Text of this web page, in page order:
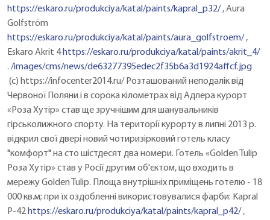
https://eskaro.ru/produkciya/katal/paints/kapral_p32/ , Aura
Golfström
https://eskaro.ru/produkciya/katal/paints/aura_golfstroem/ ,
Eskaro Akrit 4 https://eskaro.ru/produkciya/katal/paints/akrit_4/
. /images/cms/news/de63277395edec2f35b6a3d1924affcf.jpg
(c) https://infocenter2014.ru/ Розташований неподалік від
Червоної Поляни і в сорока кілометрах від Адлера курорт
«Роза Хутір» став ще зручнішим для шанувальників
гірськолижного спорту. На території курорту в липні 2013 р.
відкрил свої двері новий чотиризірковий готель класу
"комфорт" на сто шістдесят два номери. Готель «Golden Tulip
Роза Хутір» став у Росії другим об'єктом, що входить в
мережу Golden Tulip. Площа внутрішніх приміщень готелю - 18
000 кв.м; при їх оздобленні використовувалися фарби: Kapral
P-42 https://eskaro.ru/produkciya/katal/paints/kapral_p42/ ,